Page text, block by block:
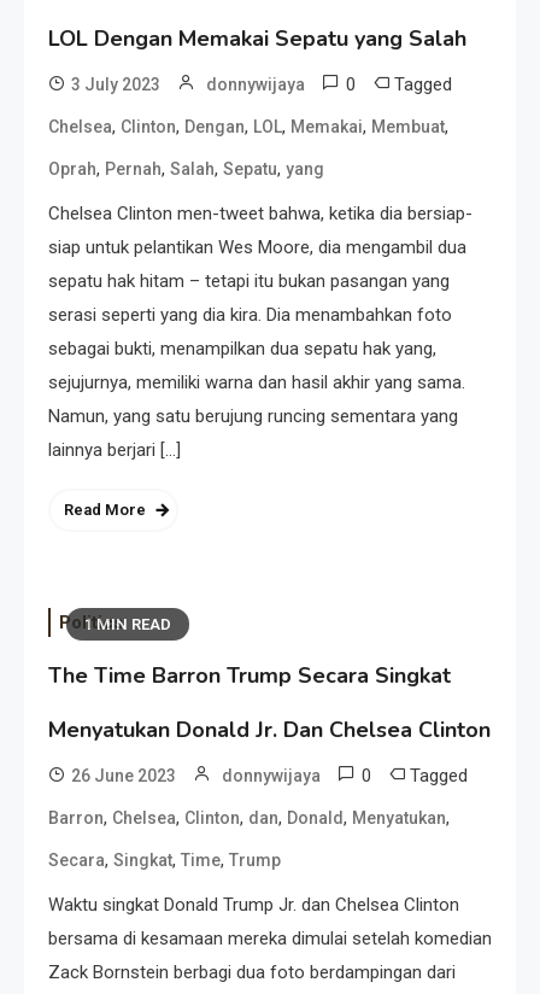
LOL Dengan Memakai Sepatu yang Salah
3 July 2023 donnywijaya 0 Tagged
Chelsea, Clinton, Dengan, LOL, Memakai, Membuat,
Oprah, Pernah, Salah, Sepatu, yang
Chelsea Clinton men-tweet bahwa, ketika dia bersiap-
siap untuk pelantikan Wes Moore, dia mengambil dua
sepatu hak hitam – tetapi itu bukan pasangan yang
serasi seperti yang dia kira. Dia menambahkan foto
sebagai bukti, menampilkan dua sepatu hak yang,
sejujurnya, memiliki warna dan hasil akhir yang sama.
Namun, yang satu berujung runcing sementara yang
lainnya berjari […]
Read More
1 MIN READ
Politics
The Time Barron Trump Secara Singkat
Menyatukan Donald Jr. Dan Chelsea Clinton
26 June 2023 donnywijaya 0 Tagged
Barron, Chelsea, Clinton, dan, Donald, Menyatukan,
Secara, Singkat, Time, Trump
Waktu singkat Donald Trump Jr. dan Chelsea Clinton
bersama di kesamaan mereka dimulai setelah komedian
Zack Bornstein berbagi dua foto berdampingan dari